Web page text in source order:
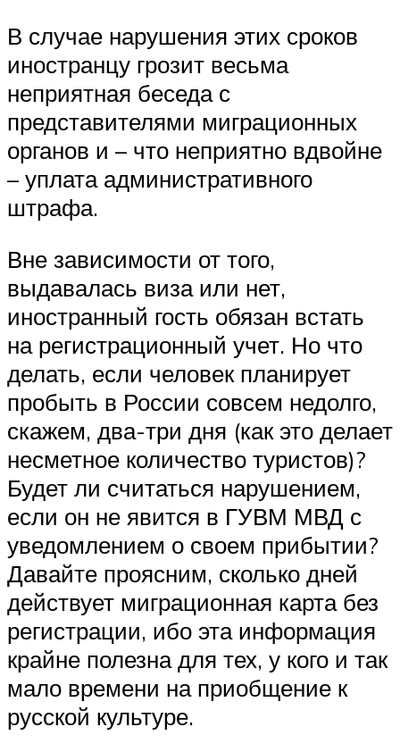
В случае нарушения этих сроков
иностранцу грозит весьма
неприятная беседа с
представителями миграционных
органов и – что неприятно вдвойне
– уплата административного
штрафа.
Вне зависимости от того,
выдавалась виза или нет,
иностранный гость обязан встать
на регистрационный учет. Но что
делать, если человек планирует
пробыть в России совсем недолго,
скажем, два-три дня (как это делает
несметное количество туристов)?
Будет ли считаться нарушением,
если он не явится в ГУВМ МВД с
уведомлением о своем прибытии?
Давайте проясним, сколько дней
действует миграционная карта без
регистрации, ибо эта информация
крайне полезна для тех, у кого и так
мало времени на приобщение к
русской культуре.